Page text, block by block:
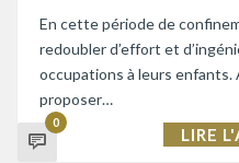
En cette période de
redoubler d’effort et
occupations à leurs enfants.
proposer…
0
LIRE